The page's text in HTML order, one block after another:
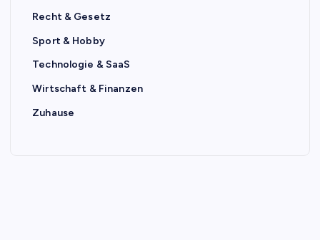
Recht & Gesetz
Sport & Hobby
Technologie & SaaS
Wirtschaft & Finanzen
Zuhause